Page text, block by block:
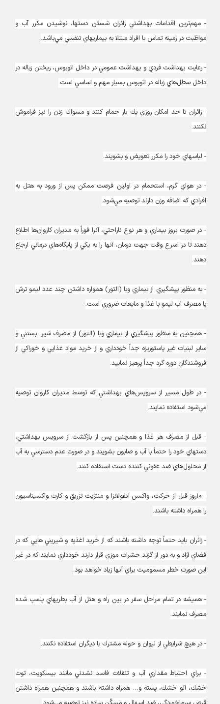
- مهم‌ترين اقدامات بهداشتي زائران شستن دستها، نوشيدن مكرر آب و
مواظبت در زمينه تماس با افراد مبتلا به بيماريهاي تنفسي مي‌باشد.
- رعايت بهداشت فردي و بهداشت عمومي در داخل اتوبوس، ريختن زباله در
داخل سطل‌هاي زباله در اتوبوس بسيار مهم و اساسي است.
- زائران تا حد امكان روزي يك بار حمام كنند و مسواك زدن را نيز فراموش
نكنند.
- لباسهاي خود را مكرر تعويض و بشويند.
- در هواي گرم، استحمام در اولين فرصت ممكن پس از ورود به هتل به
افرادي كه اضافه وزن دارند توصيه مي‌شود.
- در صورت بروز بيماري و هر نوع ناراحتي، آنرا فوراً به مديران كاروان‌ها اطلاع
دهند تا در اسرع وقت جهت درمان، آنها را به يكي از پايگاه‌هاي درماني ارجاع
دهند.
- به منظور پيشگيري از بيماري وبا (التور) همواره داشتن چند عدد ليمو ترش
يا مصرف آب ليمو با غذا و مايعات ضروري است.
- همچنين به منظور پيشگيري از بيماري وبا (التور) از مصرف شير، بستني و
ساير لبنيات غير پاستوريزه جداً خودداري و از خريد مواد غذايي و خوراكي از
فروشندگان دوره گرد جداً پرهيز نماييد.
- در طول مسير از سرويس‌هاي بهداشتي كه توسط مديران كاروان توصيه
مي‌شود استفاده نمايند.
- قبل از مصرف هر غذا و همچنين پس از بازگشت از سرويس بهداشتي،
دستهاي خود را حتماً با آب و صابون بشويند و در صورت عدم دسترسي به آب
از محلول‌هاي ضد عفوني كننده دست استفاده كنند.
- ۱۰روز قبل از حركت، واكسن آنفولانزا و مننژيت تزريق و كارت واكسيناسيون
را همراه داشته باشند.
- زائران بايد حتماً توجه داشته باشند كه از خريد اغذيه و شيريني هايي كه در
فضاي آزاد و به دور از گزند حشرات موزي قرار دارند خودداري نمايند كه در غير
اين صورت خطر مسموميت براي آنها زياد خواهد بود.
- هميشه در تمام مراحل سفر در بين راه و هتل از آب بطريهاي پلمپ شده
مصرف نمايند.
- در هيچ شرايطي از ليوان و حوله مشترك با ديگران استفاده نكنند.
- براي احتياط مقداري آب و تنقلات فاسد نشدني مانند بيسكويت، توت
خشك، آلو خشك، پسته و… همراه داشته باشند و همچنين همراه داشتن